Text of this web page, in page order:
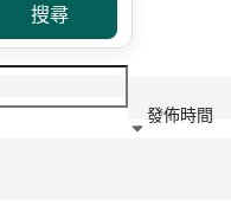
搜尋
發佈時間